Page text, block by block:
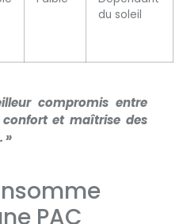
du soleil
compromis entre
et maîtrise des
»
PAC